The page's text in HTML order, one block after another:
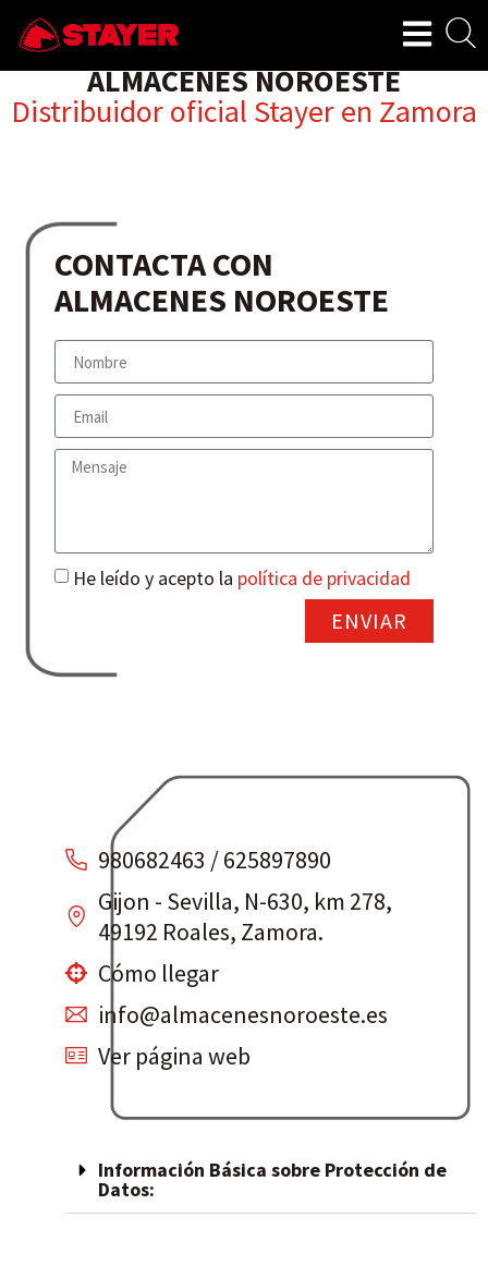
ALMACENES NOROESTE
Distribuidor oficial Stayer en Zamora
CONTACTA CON
ALMACENES NOROESTE
He leído y acepto la política de privacidad
ENVIAR
980682463 / 625897890
Gijon - Sevilla, N-630, km 278,
49192 Roales, Zamora.
Cómo llegar
info@almacenesnoroeste.es
Ver página web
Información Básica sobre Protección de
Datos: